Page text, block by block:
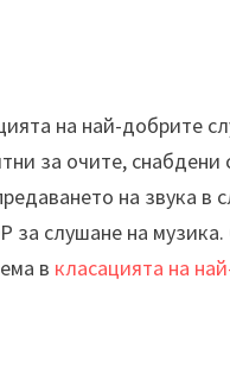
на най-добрите
за очите, снабдени
на звука в
за слушане на
в класацията на